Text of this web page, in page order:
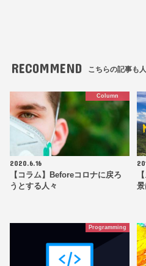
RECOMMEND こちらの記事も人
Column
2020.6.16
【コラム】Beforeコロナに戻ろ
うとする人々
景
Programming